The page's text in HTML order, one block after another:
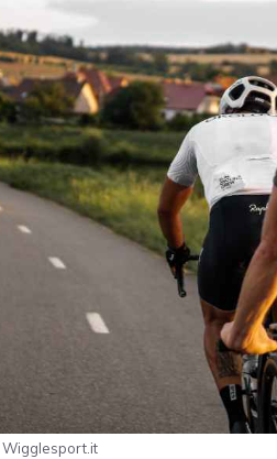
Wigglesport.it